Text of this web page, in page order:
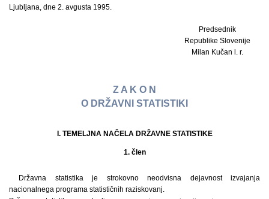
Ljubljana, dne 2. avgusta 1995.
Predsednik
Republike Slovenije
Milan Kučan l. r.
Z A K O N
O DRŽAVNI STATISTIKI
I. TEMELJNA NAČELA DRŽAVNE STATISTIKE
1. člen
Državna statistika je strokovno neodvisna dejavnost izvajanja
nacionalnega programa statističnih raziskovanj.